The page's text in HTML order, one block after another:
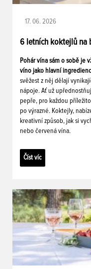
17. 06. 2026
6 letních koktejlů na
Pohár vína sám o sobě je
víno jako hlavní
svěžest z něj dělají
nápoje. Ať už
pepře, pro každou
po výrazné. Koktejly,
kreativní způsob, jak si
nebo červená vína.
Číst víc